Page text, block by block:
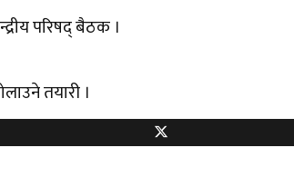
परिषद् बैठक ।
तयारी ।